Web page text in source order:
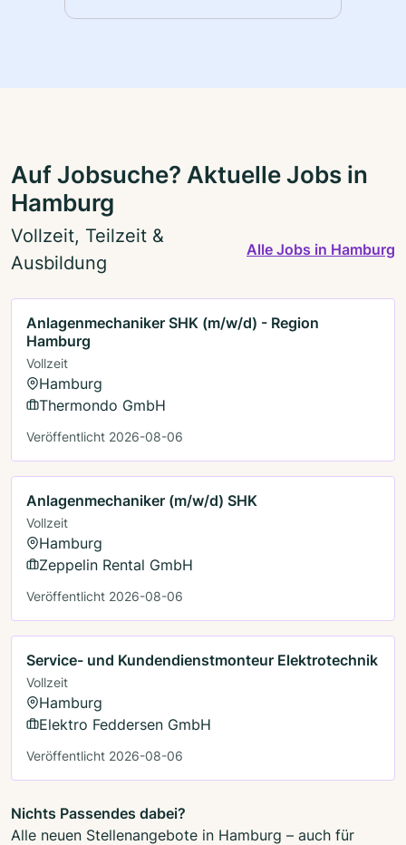
Auf Jobsuche? Aktuelle Jobs in
Hamburg
Vollzeit, Teilzeit &
Ausbildung
Alle Jobs in Hamburg
Anlagenmechaniker SHK (m/w/d) - Region
Hamburg
Vollzeit
Hamburg
Thermondo GmbH
Veröffentlicht 2026-08-06
Anlagenmechaniker (m/w/d) SHK
Vollzeit
Hamburg
Zeppelin Rental GmbH
Veröffentlicht 2026-08-06
Service- und Kundendienstmonteur Elektrotechnik
Vollzeit
Hamburg
Elektro Feddersen GmbH
Veröffentlicht 2026-08-06
Nichts Passendes dabei?
Alle neuen Stellenangebote in Hamburg – auch für